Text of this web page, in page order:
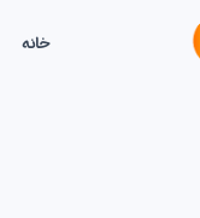
خانه